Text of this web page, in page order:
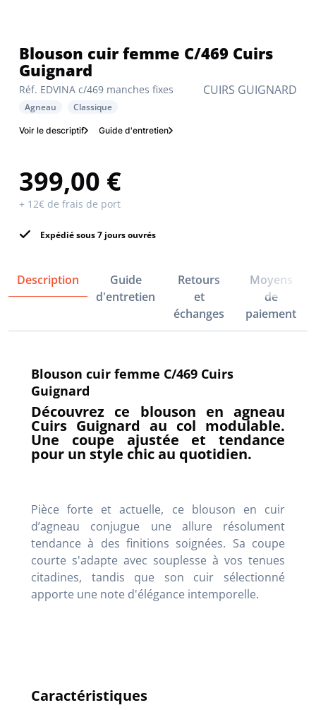
CUIRS GUIGNARD
Réf. EDVINA c/469 manches fixes
Blouson cuir femme C/469 Cuirs
Guignard
Agneau Classique
Voir le descriptif Guide d'entretien
399,00 €
+ 12€ de frais de port
Expédié sous 7 jours ouvrés
Description
Guide
d'entretien
Retours
et
échanges
Moyens
de
paiement
Blouson cuir femme C/469 Cuirs
Guignard
Découvrez ce blouson en agneau
Cuirs Guignard au col modulable.
Une coupe ajustée et tendance
pour un style chic au quotidien.
Pièce forte et actuelle, ce blouson en cuir
d’agneau conjugue une allure résolument
tendance à des finitions soignées. Sa coupe
courte s'adapte avec souplesse à vos tenues
citadines, tandis que son cuir sélectionné
apporte une note d'élégance intemporelle.
Caractéristiques